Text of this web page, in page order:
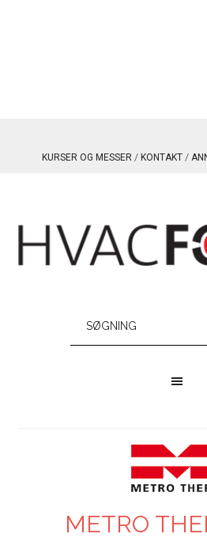
KURSER OG MESSER KONTAKT
METRO